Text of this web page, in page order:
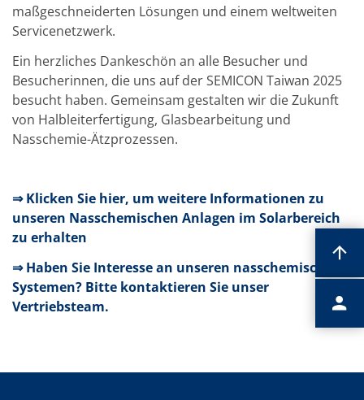
maßgeschneiderten Lösungen und einem weltweiten
Servicenetzwerk.
Ein herzliches Dankeschön an alle Besucher und
Besucherinnen, die uns auf der SEMICON Taiwan 2025
besucht haben. Gemeinsam gestalten wir die Zukunft
von Halbleiterfertigung, Glasbearbeitung und
Nasschemie-Ätzprozessen.
⇒ Klicken Sie hier, um weitere Informationen zu
unseren Nasschemischen Anlagen im Solarbereich
zu erhalten
⇒ Haben Sie Interesse an unseren nasschemischen
Systemen? Bitte kontaktieren Sie unser
Vertriebsteam.